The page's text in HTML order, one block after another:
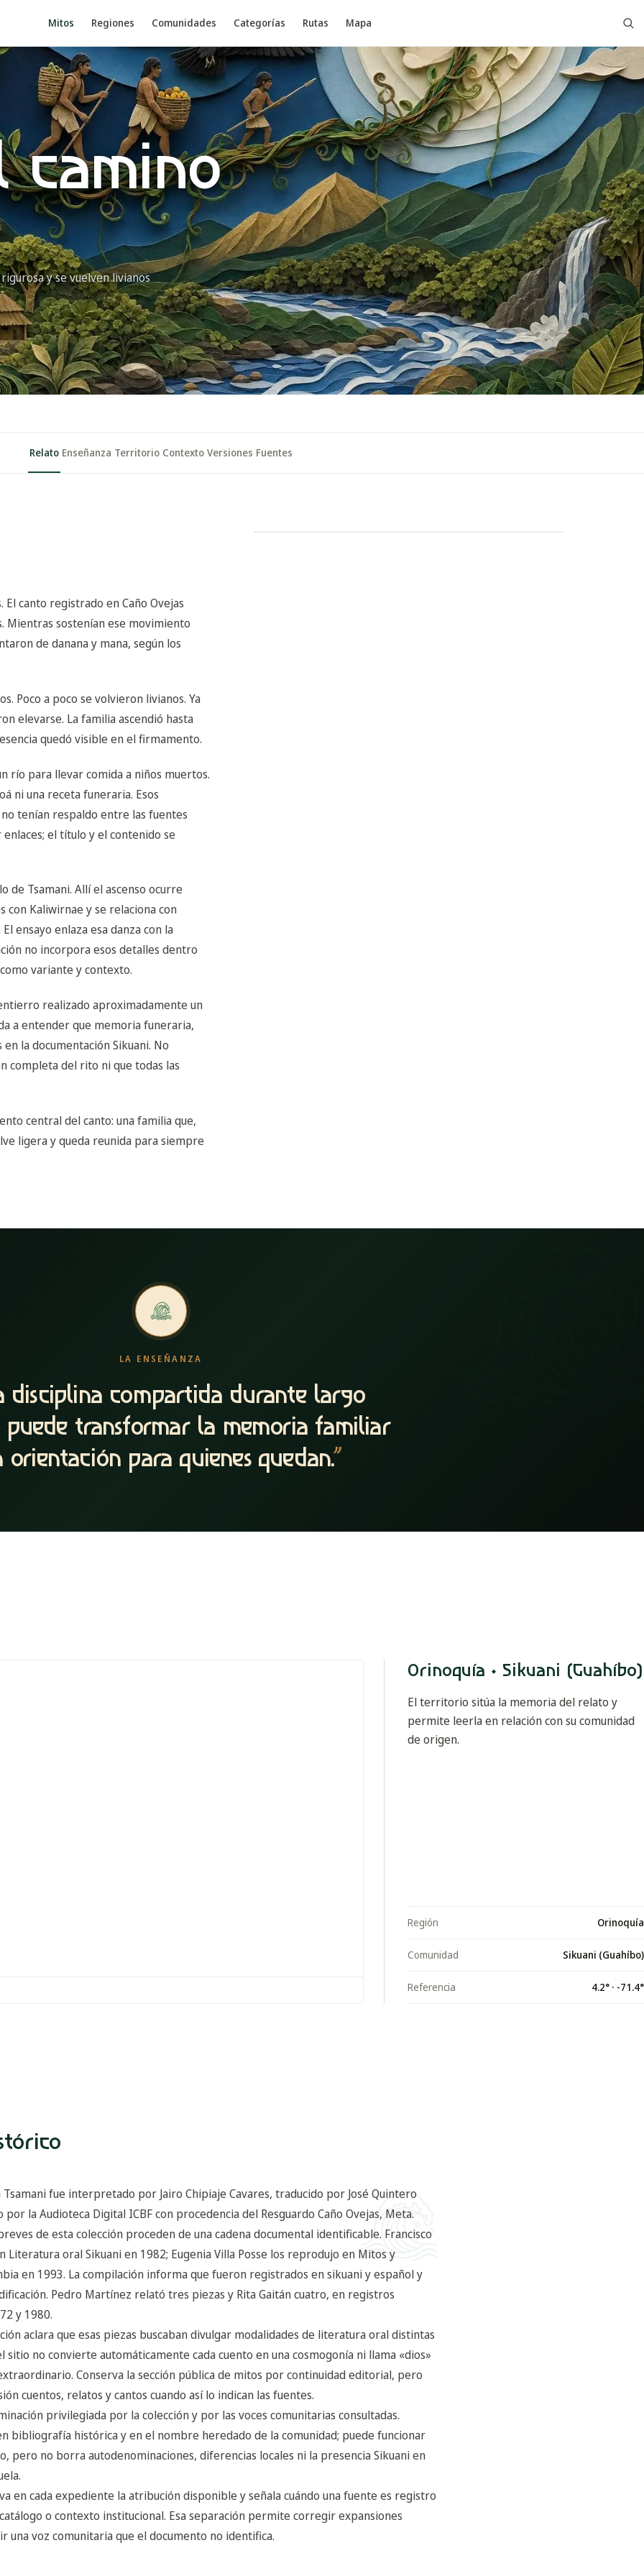
Mitos Regiones Comunidades Categorías Rutas Mapa
camino
y se vuelven livianos
Relato Enseñanza Territorio Contexto Versiones Fuentes
El canto registrado en Caño Ovejas
Mientras sostenían ese movimiento
de danana y mana, según los
Poco a poco se volvieron livianos. Ya
elevarse. La familia ascendió hasta
quedó visible en el firmamento.
río para llevar comida a niños muertos.
ni una receta funeraria. Esos
tenían respaldo entre las fuentes
el título y el contenido se
de Tsamani. Allí el ascenso ocurre
con Kaliwirnae y se relaciona con
ensayo enlaza esa danza con la
no incorpora esos detalles dentro
variante y contexto.
realizado aproximadamente un
a entender que memoria funeraria,
la documentación Sikuani. No
completa del rito ni que todas las
central del canto: una familia que,
ligera y queda reunida para siempre
LA ENSEÑANZA
disciplina compartida durante largo
transformar la memoria familiar
orientación para quienes quedan.”
Orinoquía · Sikuani (Guahíbo)
El territorio sitúa la memoria del relato y
permite leerla en relación con su comunidad
de origen.
Región Orinoquía
Comunidad Sikuani (Guahíbo)
Referencia 4.2° · -71.4°
fue interpretado por Jairo Chipiaje Cavares, traducido por José Quintero
por la Audioteca Digital ICBF con procedencia del Resguardo Caño Ovejas, Meta.
de esta colección proceden de una cadena documental identificable. Francisco
Literatura oral Sikuani en 1982; Eugenia Villa Posse los reprodujo en Mitos y
en 1993. La compilación informa que fueron registrados en sikuani y español y
Pedro Martínez relató tres piezas y Rita Gaitán cuatro, en registros
y 1980.
aclara que esas piezas buscaban divulgar modalidades de literatura oral distintas
sitio no convierte automáticamente cada cuento en una cosmogonía ni llama «dios»
Conserva la sección pública de mitos por continuidad editorial, pero
cuentos, relatos y cantos cuando así lo indican las fuentes.
privilegiada por la colección y por las voces comunitarias consultadas.
bibliografía histórica y en el nombre heredado de la comunidad; puede funcionar
pero no borra autodenominaciones, diferencias locales ni la presencia Sikuani en
en cada expediente la atribución disponible y señala cuándo una fuente es registro
o contexto institucional. Esa separación permite corregir expansiones
una voz comunitaria que el documento no identifica.